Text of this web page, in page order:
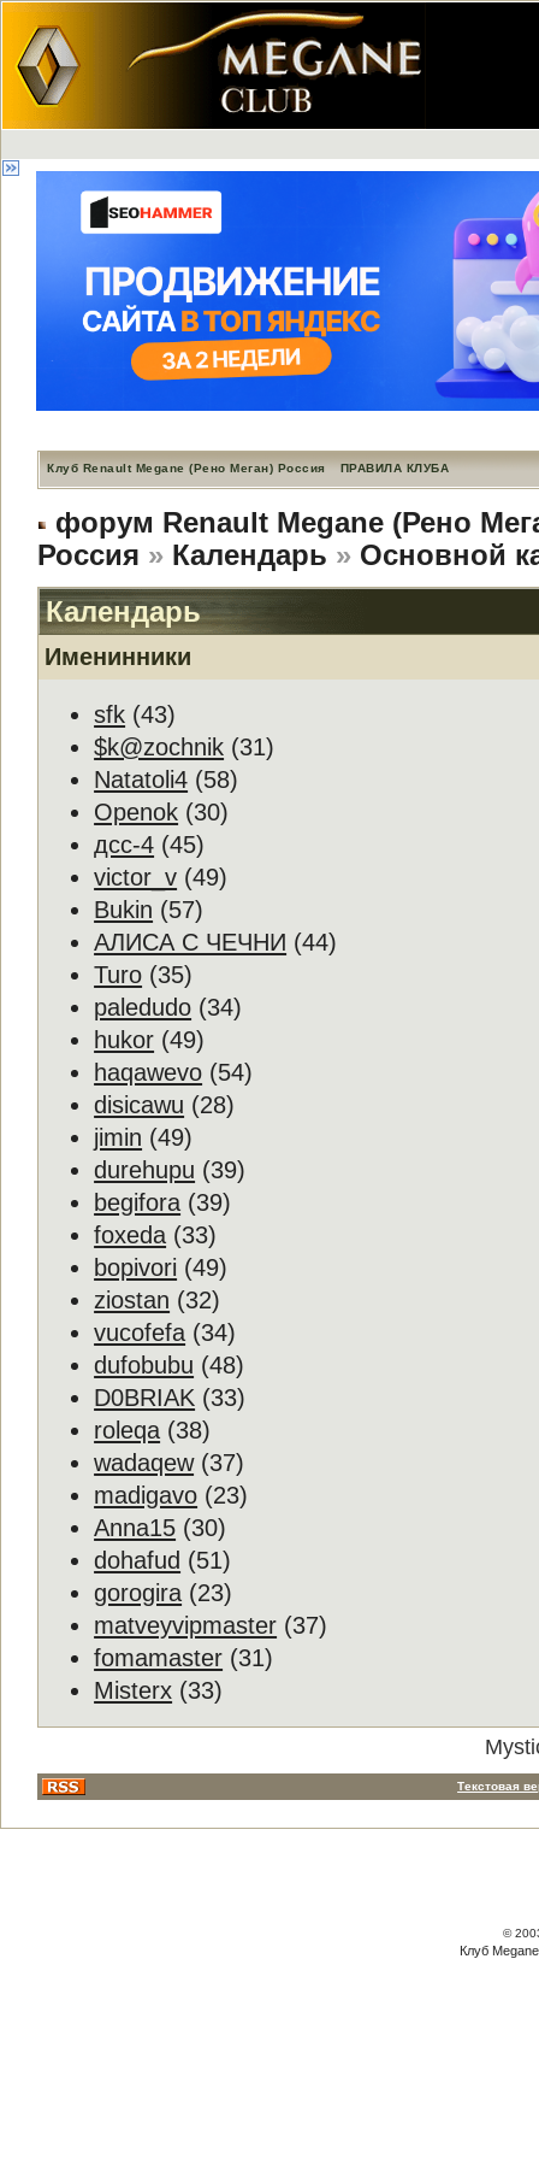
Клуб Renault Megane (Рено Меган) Россия ПРАВИЛА КЛУБА
форум Renault Megane (Рено
Россия » Календарь » Основной
Календарь
Именинники
sfk (43)
$k@zochnik (31)
Natatoli4 (58)
Openok (30)
дсс-4 (45)
victor_v (49)
Bukin (57)
АЛИСА С ЧЕЧНИ (44)
Turo (35)
paledudo (34)
hukor (49)
haqawevo (54)
disicawu (28)
jimin (49)
durehupu (39)
begifora (39)
foxeda (33)
bopivori (49)
ziostan (32)
vucofefa (34)
dufobubu (48)
D0BRIAK (33)
roleqa (38)
wadaqew(37)
madigavo (23)
Anna15 (30)
dohafud (51)
gorogira (23)
matveyvipmaster (37)
fomamaster (31)
Misterx (33)
Текстовая
©
Клуб